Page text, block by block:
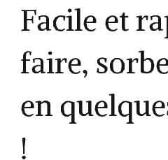
Facile et
faire,
en
!